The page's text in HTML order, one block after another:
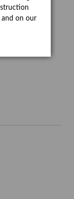
im
on our